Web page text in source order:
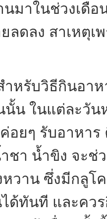
นมาในช่วงเดื
ลดลง สาเหตุ
บวิธีกินอาหา
นั้น ในแต่ละวัน
อยๆ รับอาหา
ชา น้ำขิง จะช่
วาน ซึ่งมีกลูโ
ด้ทันที และคว